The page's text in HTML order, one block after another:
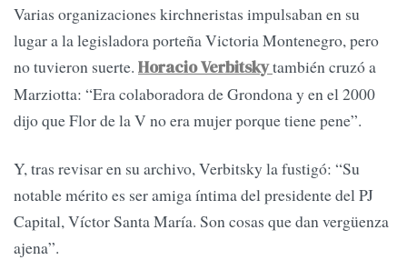
Varias organizaciones kirchneristas impulsaban en su
lugar a la legisladora porteña Victoria Montenegro, pero
no tuvieron suerte. Horacio Verbitskytambién cruzó a
Marziotta: “Era colaboradora de Grondona y en el 2000
dijo que Flor de la V no era mujer porque tiene pene”.
Y, tras revisar en su archivo, Verbitsky la fustigó: “Su
notable mérito es ser amiga íntima del presidente del PJ
Capital, Víctor Santa María. Son cosas que dan vergüenza
ajena”.